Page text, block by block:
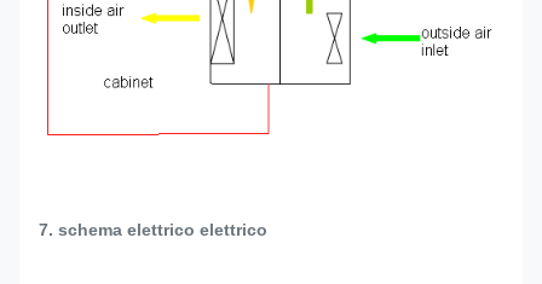
7. schema elettrico elettrico